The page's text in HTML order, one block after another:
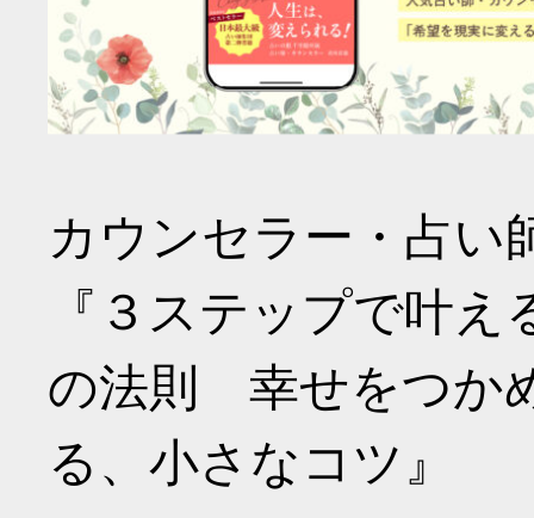
カウンセラー・占い
『３ステップで叶
の法則 幸せをつか
る、小さなコツ』